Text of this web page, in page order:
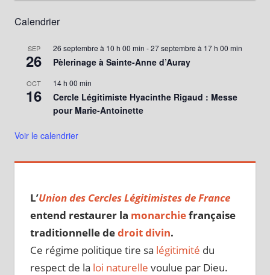
Calendrier
SEP
26
26 septembre à 10 h 00 min -27 septembre à 17 h 00 min
Pèlerinage à Sainte-Anne d’Auray
OCT
16
14 h 00 min
Cercle Légitimiste Hyacinthe Rigaud : Messe
pour Marie-Antoinette
Voir le calendrier
L’Union des Cercles Légitimistes de France
entend restaurer la monarchiefrançaise
traditionnelle dedroit divin.
Ce régime politique tire sa légitimité du
respect de la loi naturelle voulue par Dieu.